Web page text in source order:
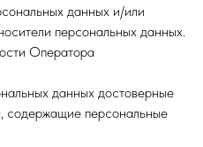
данных и/или
персональных данных.
Оператора
данных достоверные
содержащие персональные